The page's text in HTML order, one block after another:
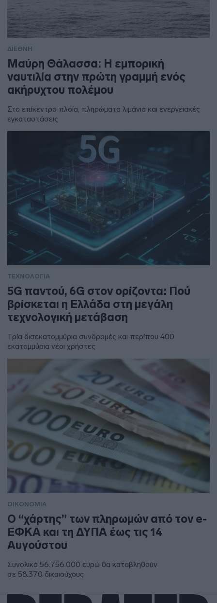
ΔΙΕΘΝΗ
Μαύρη Θάλασσα: Η εμπορική
ναυτιλία στην πρώτη γραμμή ενός
ακήρυχτου πολέμου
Στο επίκεντρο πλοία, πληρώματα λιμάνια και ενεργειακές
εγκαταστάσεις
ΤΕΧΝΟΛΟΓΙΑ
5G παντού, 6G στον ορίζοντα: Πού
βρίσκεται η Ελλάδα στη μεγάλη
τεχνολογική μετάβαση
Τρία δισεκατομμύρια συνδρομές και περίπου 400
εκατομμύρια νέοι χρήστες
ΟΙΚΟΝΟΜΙΑ
Ο “χάρτης” των πληρωμών από τον e-
ΕΦΚΑ και τη ΔΥΠΑ έως τις 14
Αυγούστου
Συνολικά 56.756.000 ευρώ θα καταβληθούν
σε 58.370 δικαιούχους